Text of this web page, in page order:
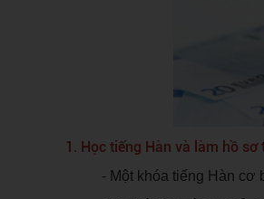
1. Học tiếng Hàn và làm hồ
- Một khóa tiếng Hàn cơ